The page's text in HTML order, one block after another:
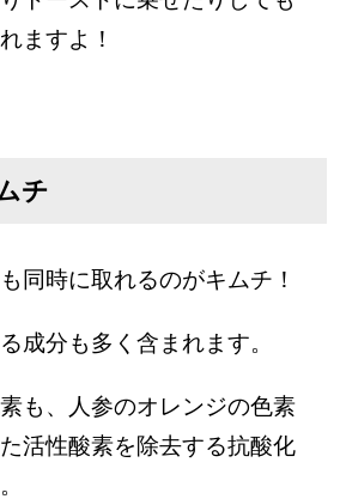
ますよ！
チ
同時に取れるのがキムチ！
成分も多く含まれます。
も、人参のオレンジの色素
活性酸素を除去する抗酸化